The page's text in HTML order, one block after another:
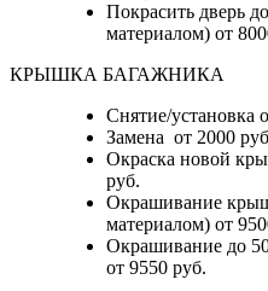
Покрасить дверь
материалом) от
КРЫШКА БАГАЖНИКА
Снятие/установка
Замена от 2000
Окраска новой
руб.
Окрашивание
материалом) от
Окрашивание до
от 9550 руб.